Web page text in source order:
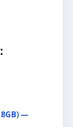
8GB) —